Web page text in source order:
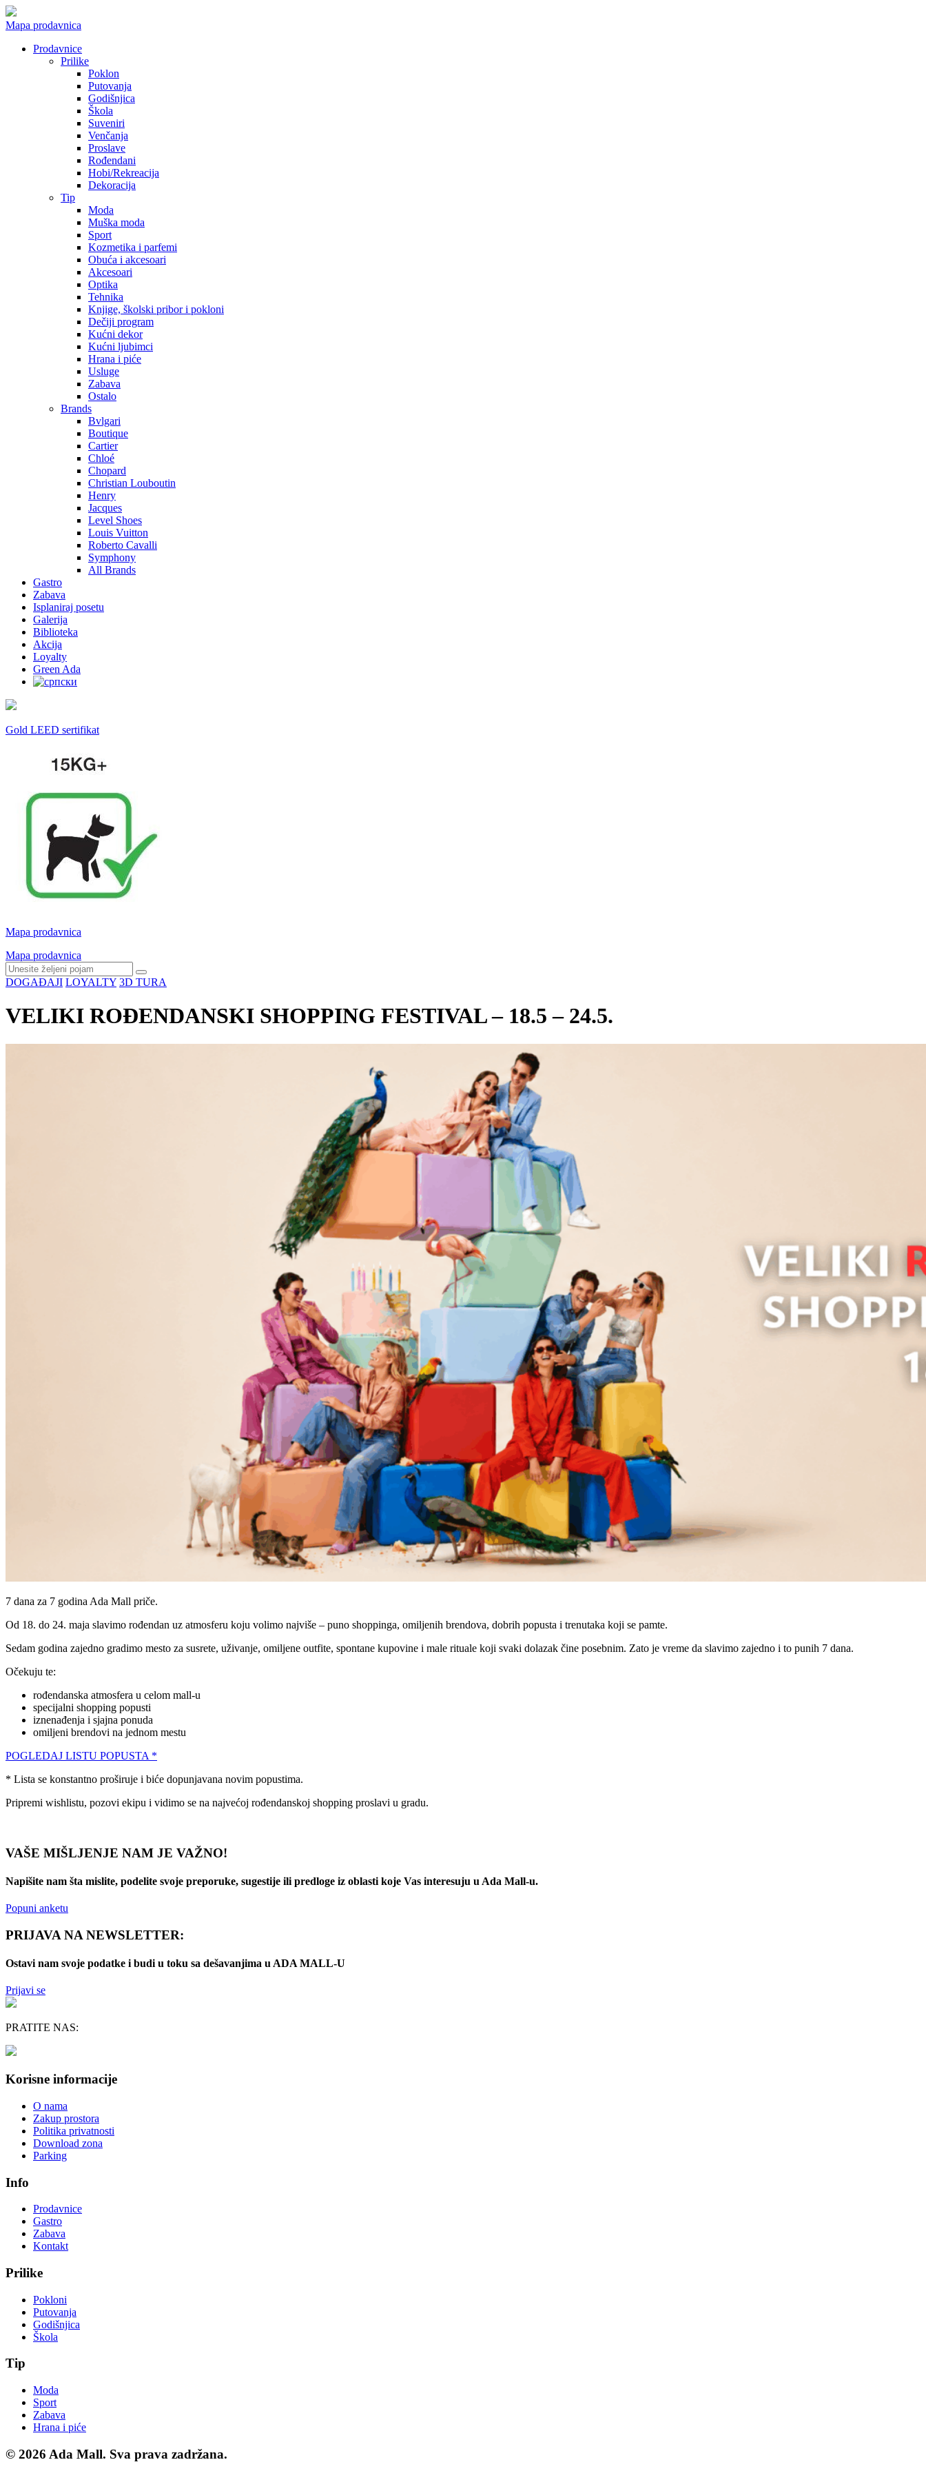
Mapa prodavnica
Prodavnice
Prilike
Poklon
Putovanja
Godišnjica
Škola
Suveniri
Venčanja
Proslave
Rođendani
Hobi/Rekreacija
Dekoracija
Tip
Moda
Muška moda
Sport
Kozmetika i parfemi
Obuća i akcesoari
Akcesoari
Optika
Tehnika
Knjige, školski pribor i pokloni
Dečiji program
Kućni dekor
Kućni ljubimci
Hrana i piće
Usluge
Zabava
Ostalo
Brands
Bvlgari
Boutique
Cartier
Chloé
Chopard
Christian Louboutin
Henry
Jacques
Level Shoes
Louis Vuitton
Roberto Cavalli
Symphony
All Brands
Gastro
Zabava
Isplaniraj posetu
Galerija
Biblioteka
Akcija
Loyalty
Green Ada
Gold LEED sertifikat
Mapa prodavnica
Mapa prodavnica
DOGAĐAJI LOYALTY 3D TURA
VELIKI ROĐENDANSKI SHOPPING FESTIVAL – 18.5 – 24.5.
7 dana za 7 godina Ada Mall priče.
Od 18. do 24. maja slavimo rođendan uz atmosferu koju volimo najviše – puno shoppinga, omiljenih brendova, dobrih popusta i trenutaka koji se pamte.
Sedam godina zajedno gradimo mesto za susrete, uživanje, omiljene outfite, spontane kupovine i male rituale koji svaki dolazak čine posebnim. Zato je vreme da slavimo zajedno i to punih 7 dana.
Očekuju te:
rođendanska atmosfera u celom mall-u
specijalni shopping popusti
iznenađenja i sjajna ponuda
omiljeni brendovi na jednom mestu
POGLEDAJ LISTU POPUSTA *
* Lista se konstantno proširuje i biće dopunjavana novim popustima.
Pripremi wishlistu, pozovi ekipu i vidimo se na najvećoj rođendanskoj shopping proslavi u gradu.
VAŠE MIŠLJENJE NAM JE VAŽNO!
Napišite nam šta mislite, podelite svoje preporuke, sugestije ili predloge iz oblasti koje Vas interesuju u Ada Mall-u.
Popuni anketu
PRIJAVA NA NEWSLETTER:
Ostavi nam svoje podatke i budi u toku sa dešavanjima u ADA MALL-U
Prijavi se
PRATITE NAS:
Korisne informacije
O nama
Zakup prostora
Politika privatnosti
Download zona
Parking
Info
Prodavnice
Gastro
Zabava
Kontakt
Prilike
Pokloni
Putovanja
Godišnjica
Škola
Tip
Moda
Sport
Zabava
Hrana i piće
© 2026 Ada Mall. Sva prava zadržana.